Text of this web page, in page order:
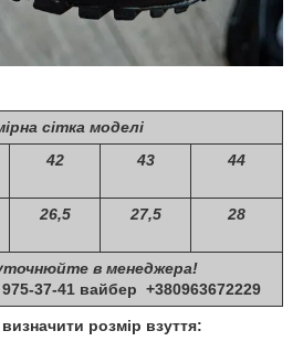
сітка моделі
42 43 44
26,5 27,5 28
в менеджера!
37-41 вайбер +380963672229
розмір взуття: